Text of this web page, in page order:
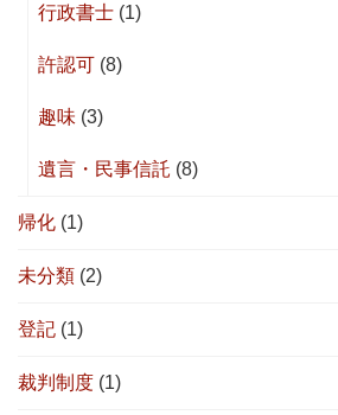
行政書士 (1)
許認可 (8)
趣味 (3)
遺言・民事信託 (8)
帰化 (1)
未分類 (2)
登記 (1)
裁判制度 (1)